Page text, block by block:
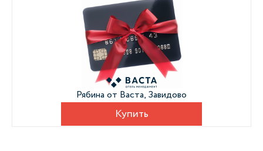
Рябина от Васта, Завидово
Купить